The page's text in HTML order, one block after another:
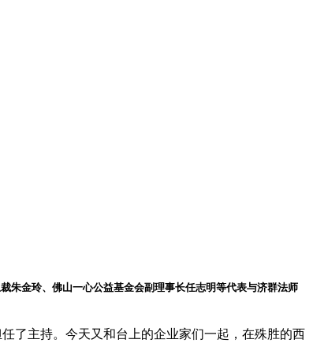
金玲、佛山一心公益基金会副理事长任志明等代表与济群法师
了主持。今天又和台上的企业家们一起，在殊胜的西